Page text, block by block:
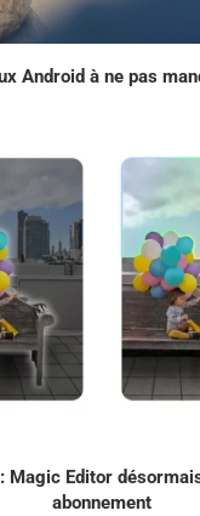
Android à ne pas
Magic Editor
abonnement